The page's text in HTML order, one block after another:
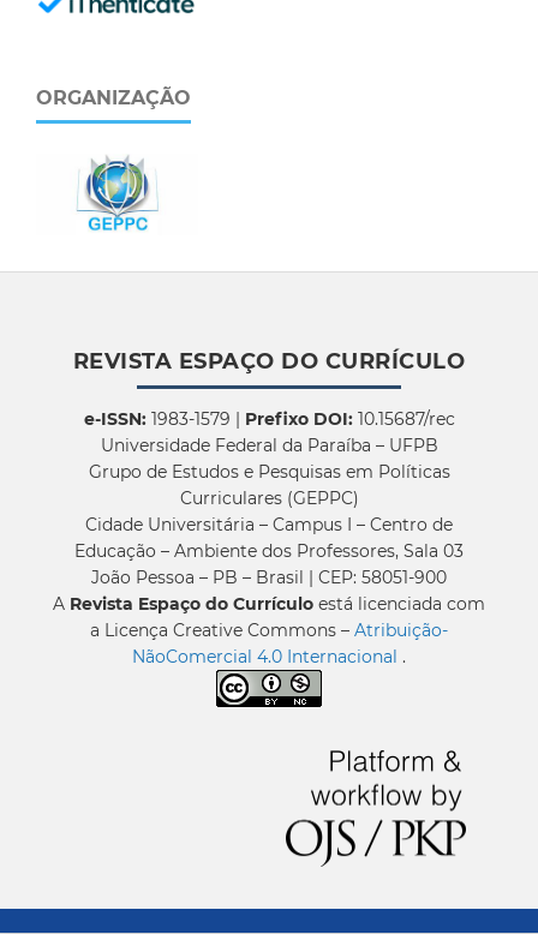
ORGANIZAÇÃO
REVISTA ESPAÇO DO CURRÍCULO
e-ISSN:1983-1579 | Prefixo DOI:10.15687/rec
Universidade Federal da Paraíba – UFPB
Grupo de Estudos e Pesquisas em Políticas
Curriculares (GEPPC)
Cidade Universitária – Campus I – Centro de
Educação – Ambiente dos Professores, Sala 03
João Pessoa – PB – Brasil | CEP: 58051-900
A Revista Espaço do Currículo está licenciada com
a Licença Creative Commons – Atribuição-
NãoComercial 4.0 Internacional .